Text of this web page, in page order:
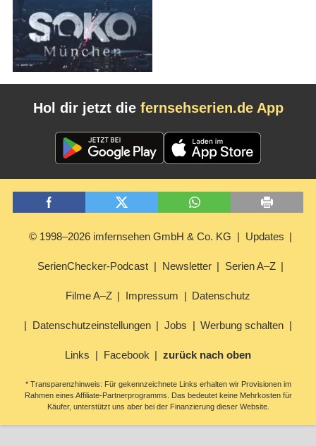
Hol dir jetzt die fernsehserien.de App
© 1998–2026 imfernsehen GmbH & Co. KG Updates
SerienChecker-Podcast Newsletter Serien A–Z
Filme A–Z Impressum Datenschutz
Datenschutzeinstellungen Jobs Werbung schalten
Links Facebook zurück nach oben
* Transparenzhinweis: Für gekennzeichnete Links erhalten wir Provisionen im
Rahmen eines Affiliate-Partnerprogramms. Das bedeutet keine Mehrkosten für
Käufer, unterstützt uns aber bei der Finanzierung dieser Website.